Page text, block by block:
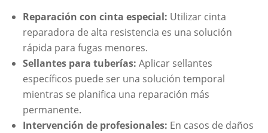
Reparación con cinta especial: Utilizar cinta
reparadora de alta resistencia es una solución
rápida para fugas menores.
Sellantes para tuberías: Aplicar sellantes
específicos puede ser una solución temporal
mientras se planifica una reparación más
permanente.
Intervención de profesionales: En casos de daños